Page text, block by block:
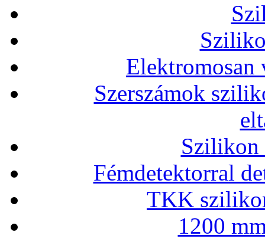
Elektromosan
Szerszámok
Szilikon
Fémdetektorral
TKK
1200